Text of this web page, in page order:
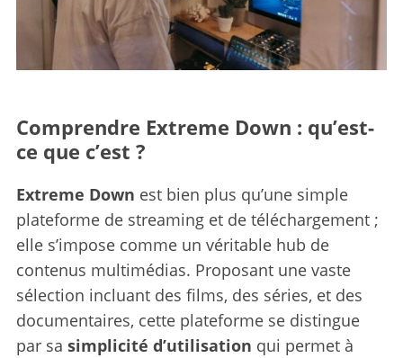
Comprendre Extreme Down : qu’est-
ce que c’est ?
Extreme Down est bien plus qu’une simple
plateforme de streaming et de téléchargement ;
elle s’impose comme un véritable hub de
contenus multimédias. Proposant une vaste
sélection incluant des films, des séries, et des
documentaires, cette plateforme se distingue
par sa simplicité d’utilisation qui permet à